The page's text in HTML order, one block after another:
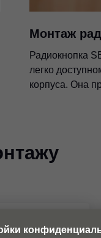
Монтаж
Радиокнопка
легко
корпуса. Она